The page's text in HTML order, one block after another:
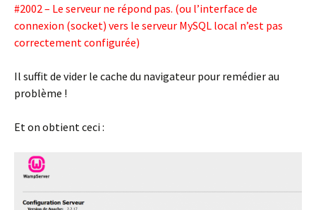
#2002 – Le serveur ne répond pas. (ou l’interface de
connexion (socket) vers le serveur MySQL local n’est pas
correctement configurée)
Il suffit de vider le cache du navigateur pour remédier au
problème !
Et on obtient ceci :